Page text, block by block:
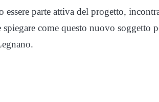
essere parte attiva del progetto,
come questo nuovo soggetto